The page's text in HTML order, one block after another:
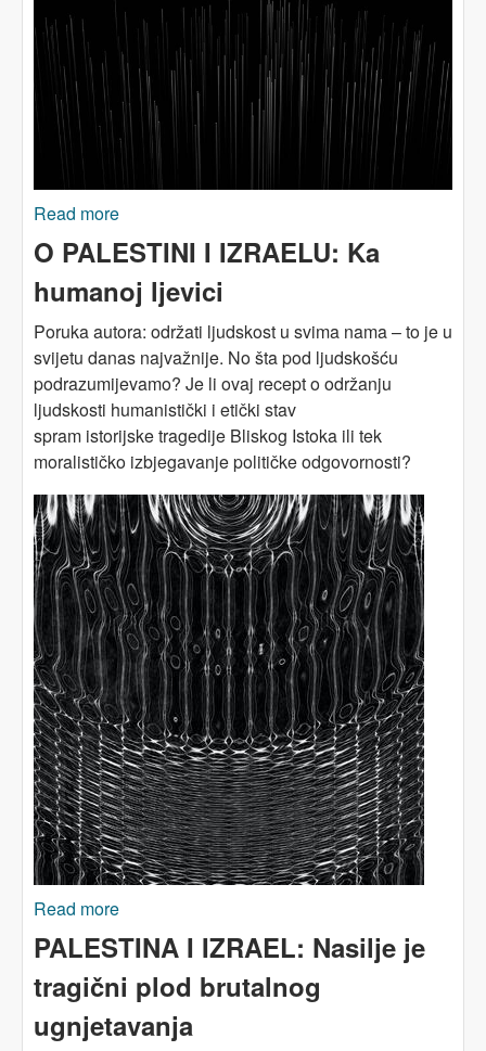
Read more
državnost – odgovor Joshui Leiferu
O PALESTINI I IZRAELU: Ka
humanoj ljevici
Poruka autora: održati ljudskost u svima nama – to je u
svijetu danas najvažnije. No šta pod ljudskošću
podrazumijevamo? Je li ovaj recept o održanju
ljudskosti humanistički i etički stav
spram istorijske tragedije Bliskog Istoka ili tek
moralističko izbjegavanje političke odgovornosti?
Read more
ljevici
PALESTINA I IZRAEL: Nasilje je
tragični plod brutalnog
ugnjetavanja